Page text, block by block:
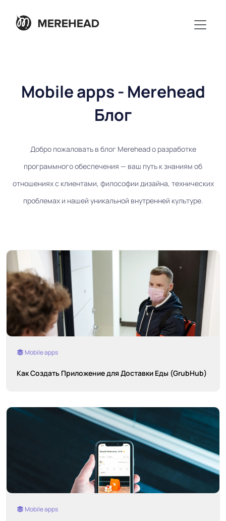
Mobile apps - Merehead
Блог
Добро пожаловать в блог Merehead о разработке
программного обеспечения — ваш путь к знаниям об
отношениях с клиентами, философии дизайна, технических
проблемах и нашей уникальной внутренней культуре.
Mobile apps
Как Создать Приложение для Доставки Еды (GrubHub)
Mobile apps